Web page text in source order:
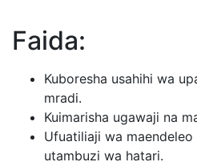
Faida:
Kuboresha usahihi wa
mradi.
Kuimarisha ugawaji na
Ufuatiliaji wa
utambuzi wa hatari.